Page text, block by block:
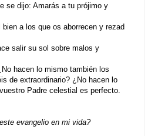
se dijo: Amarás a tu prójimo y
a los que os aborrecen y rezad
salir su sol sobre malos y
hacen lo mismo también los
de extraordinario? ¿No hacen lo
Padre celestial es perfecto.
evangelio en mi vida?